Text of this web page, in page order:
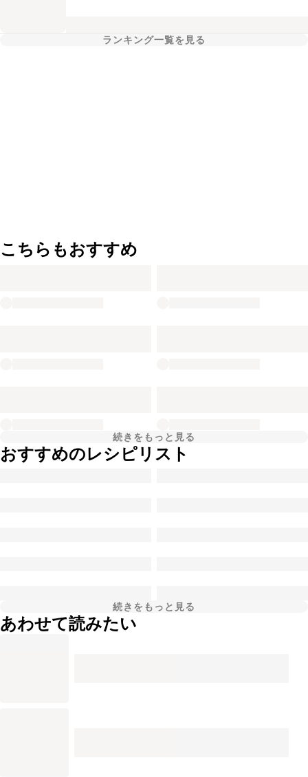
ランキング一覧を見る
こちらもおすすめ
続きをもっと見る
おすすめのレシピリスト
続きをもっと見る
あわせて読みたい